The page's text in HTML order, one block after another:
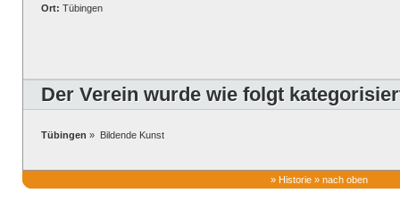
Ort: Tübingen
Der Verein wurde wie folgt
Tübingen » Bildende Kunst
» Historie » nach oben